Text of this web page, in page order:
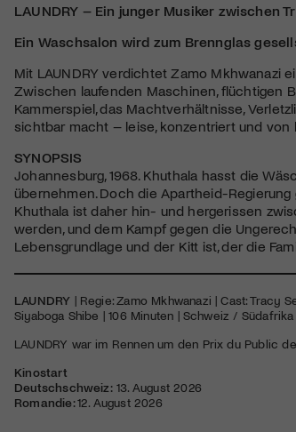
LAUNDRY – Ein junger Musiker zwischen
Ein Waschsalon wird zum Brennglas
Mit LAUNDRY verdichtet Zamo Mkhwanazi
Zwischen laufenden Maschinen, flüchtigen
Kammerspiel, das Machtverhältnisse,
sichtbar macht – leise, konzentriert und von
SYNOPSIS
Johannesburg, 1968. Khuthala hasst die
übernehmen. Doch die Apartheid-
Khuthala ist daher hin- und hergerissen
werden, und dem Kampf gegen die
Lebensgrundlage und der Kitt ist, der die
LAUNDRY | Regie: Zamo Mkhwanazi | Cast: Tracy
Siyaboga Shibe | 106 Minuten | Schweiz /
LAUNDRY war im Rennen um den Prix du Public
Kinostart
Deutschschweiz:13. August 2026
Romandie:12. August 2026